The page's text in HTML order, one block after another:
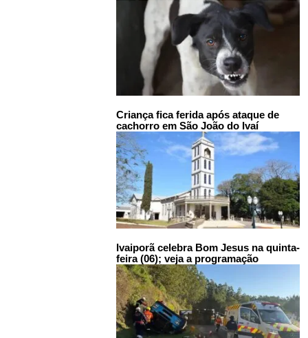
Criança fica ferida após ataque de
cachorro em São João do Ivaí
Ivaiporã celebra Bom Jesus na quinta-
feira (06); veja a programação